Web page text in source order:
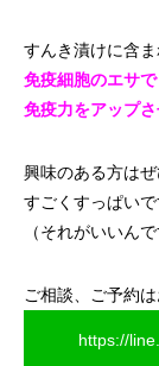
すんき漬けに含
免疫細胞のエサで
免疫力をアップさ
興味のある方はぜ
すごくすっぱいで
（それがいいん
ご相談、ご予約
https://